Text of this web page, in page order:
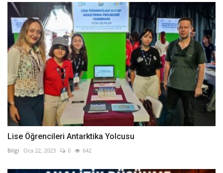
Lise Öğrencileri Antarktika Yolcusu
Bilgi Oca 22, 2023 0 642